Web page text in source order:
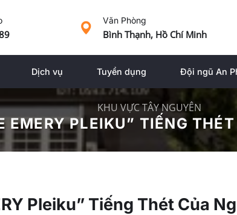
Văn Phòng
Bình Thạnh, Hồ Chí Minh
Dịch vụ Tuyển dụng Đội ngũ An
KHU VỰC TÂY NGUYÊN
EMERY PLEIKU” TIẾNG
Pleiku” Tiếng Thét Của